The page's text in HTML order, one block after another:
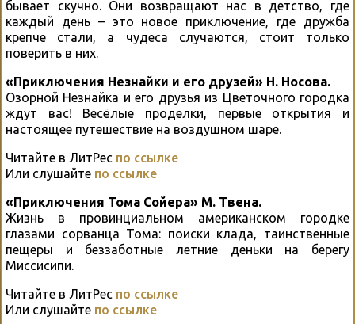
бывает скучно. Они возвращают нас в детство, где
каждый день – это новое приключение, где дружба
крепче стали, а чудеса случаются, стоит только
поверить в них.
«Приключения Незнайки и его друзей» Н. Носова.
Озорной Незнайка и его друзья из Цветочного городка
ждут вас! Весёлые проделки, первые открытия и
настоящее путешествие на воздушном шаре.
Читайте в ЛитРес по ссылке
Или слушайте по ссылке
«Приключения Тома Сойера» М. Твена.
Жизнь в провинциальном американском городке
глазами сорванца Тома: поиски клада, таинственные
пещеры и беззаботные летние деньки на берегу
Миссисипи.
Читайте в ЛитРес по ссылке
Или слушайте по ссылке